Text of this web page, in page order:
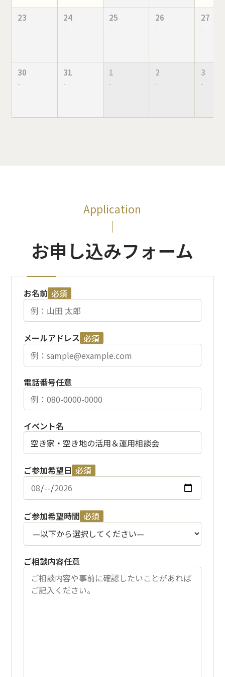
23
-
24
-
25
-
26
-
27
-
30
-
31
-
1
-
2
-
3
-
Application
お申し込みフォーム
お名前 必須
メールアドレス 必須
電話番号任意
イベント名
ご参加希望日 必須
ご参加希望時間 必須
ご相談内容任意